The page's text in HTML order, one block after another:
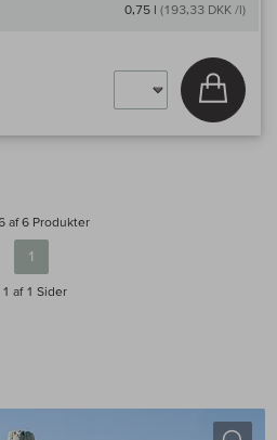
0,75 l (193,33 DKK /l)
Læg i
af 6 Produkter
1
1 af 1 Sider